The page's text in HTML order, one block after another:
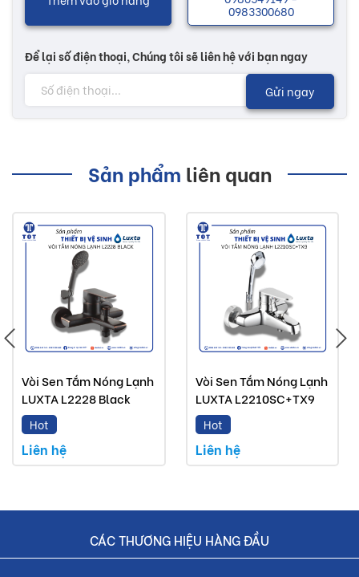
lợi ích cho người sử dụng sản phẩm.
Nhiều mẫu mã với các chức năng độc đáo sẽ có thêm
nhiều sự lựa chọn tùy theo sở thích của khách hàng. Các
sản phẩm vòi rửa chén giúp cho không gian vệ sinh trở nên
sống thêm phong phú có lợi cho sức khoẻ...
Hình ảnh quý khách đang xem có thể khác 2/10 so
với thực tế do công nghệ chụp hình và ánh sáng.
Đơn giá trên chưa bao gồm Vận chuyển và Khuyến
Buildshop cam kết:
Vòi rửa chén Luxta mà Buildshop bán là sản phẩm
chính hãng.
Hoàn tiền nếu phát hiện hàng giả, hàng nhái.
Dịch vụ nhanh chóng, tiết kiệm thời gian và tiền bạc
0983300680
Để lại số điện thoại, Chúng tôi sẽ liên hệ với bạn ngay
Gửi ngay
Sản phẩm liên quan
Vòi Sen Tắm Nóng Lạnh
LUXTA L2228 Black
Hot
Liên hệ
Vòi Sen Tắm Nóng Lạnh
LUXTA L2210SC+TX9
Hot
Liên hệ
CÁC THƯƠNG HIỆU HÀNG ĐẦU